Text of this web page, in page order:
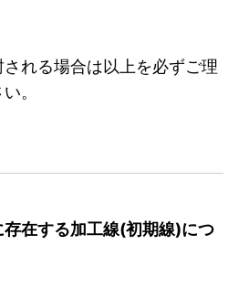
れる場合は以上を必ずご理
。
存在する加工線(初期線)につ